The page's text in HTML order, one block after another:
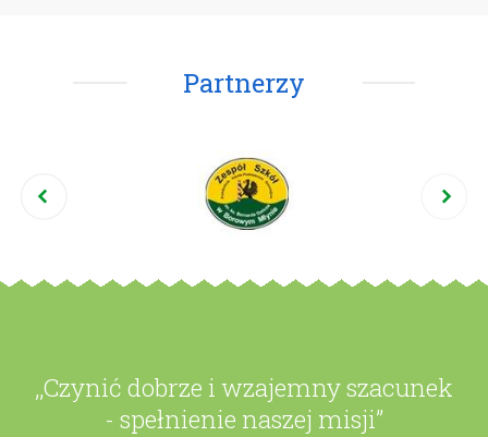
Partnerzy
,,Czynić dobrze i wzajemny szacunek
- spełnienie naszej misji”